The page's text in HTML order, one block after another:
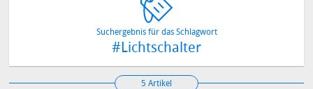
Suchergebnis für das Schlagwort
#Lichtschalter
5 Artikel